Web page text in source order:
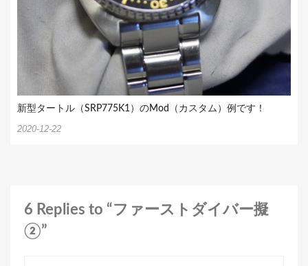
新型タートル（SRP775K1）のMod（カスタム）例です！
2020-12-22
6 Replies to “ファーストダイバー擬
②”